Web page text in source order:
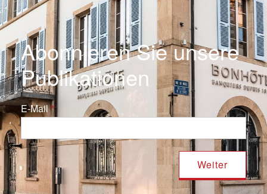
Abonnieren Sie unsere
Publikationen
E-Mail